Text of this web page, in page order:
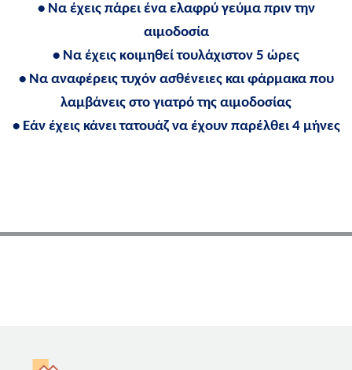
• Να έχεις πάρει ένα ελαφρύ γεύμα πριν την
αιμοδοσία
• Να έχεις κοιμηθεί τουλάχιστον 5 ώρες
• Να αναφέρεις τυχόν ασθένειες και φάρμακα που
λαμβάνεις στο γιατρό της αιμοδοσίας
• Εάν έχεις κάνει τατουάζ να έχουν παρέλθει 4 μήνες